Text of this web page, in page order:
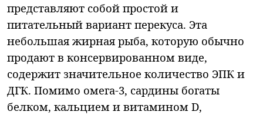
представляют собой простой и
питательный вариант перекуса. Эта
небольшая жирная рыба, которую обычно
продают в консервированном виде,
содержит значительное количество ЭПК и
ДГК. Помимо омега-3, сардины богаты
белком, кальцием и витамином D,